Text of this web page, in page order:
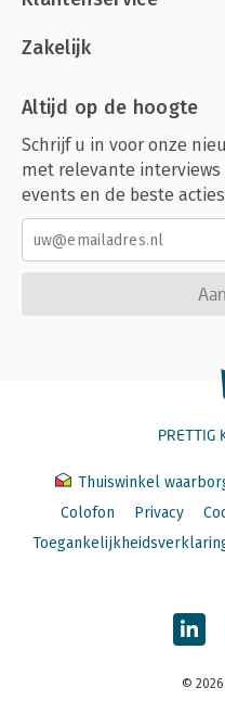
Zakelijk
Altijd op de hoogte
Schrijf u in voor onze
met relevante
events en de beste
PRETTIG
Thuiswinkel
Colofon
Privacy
© 2026